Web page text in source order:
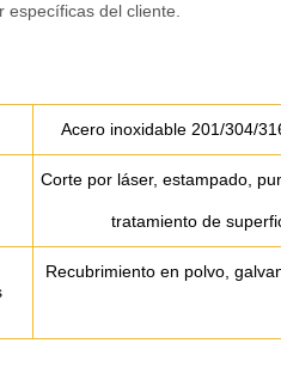
específicas del cliente.
Acero inoxidable 201/304/
Corte por láser, estampado,
tratamiento de
Recubrimiento en polvo,